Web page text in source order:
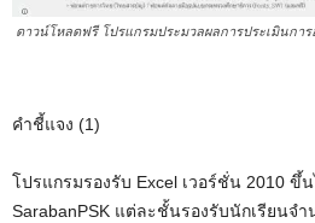
ดาวน์โหลดฟรี โปรแกรมประมวลผลการประเมินกา
คำชี้แจง (1)
โปรแกรมรองรับ Excel เวอร์ชั่น 2010 ขึ้
SarabanPSK แต่ละชั้นรองรับนักเรียนจ